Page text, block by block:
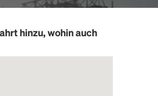
hinzu, wohin auch